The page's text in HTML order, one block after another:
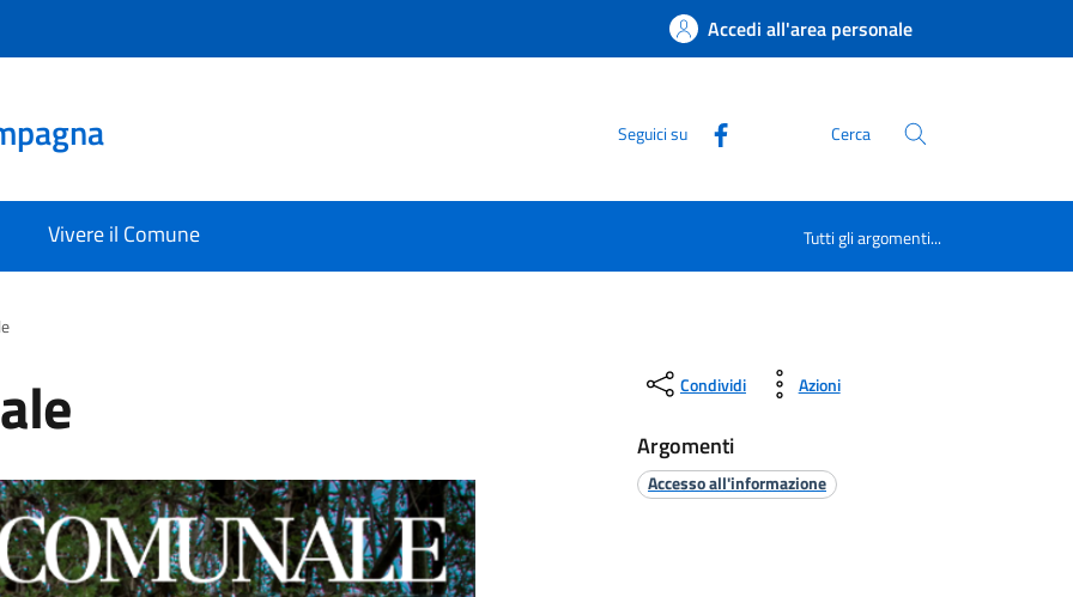
Accedi all'area personale
Seguici su Cerca
Vivere il Comune Tutti gli argomenti...
Condividi Azioni
Argomenti
Accesso all'informazione